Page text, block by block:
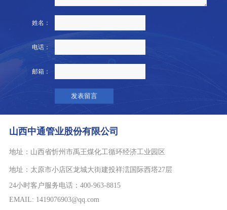
姓名：
电话：
邮箱：
山西中通管业股份有限公司
地址： 山西省忻州市禹王煤化工循环经济工业园区
地址： 太原市小店区龙城大街建投祥澐国际西塔27层
24小时客户服务电话：400-963-8815
EMAIL: 1419076903@qq.com